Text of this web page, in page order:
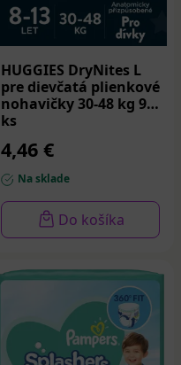
HUGGIES DryNites L
pre dievčatá plienkové
nohavičky 30-48 kg 9
ks
4,46 €
Na sklade
Do košíka